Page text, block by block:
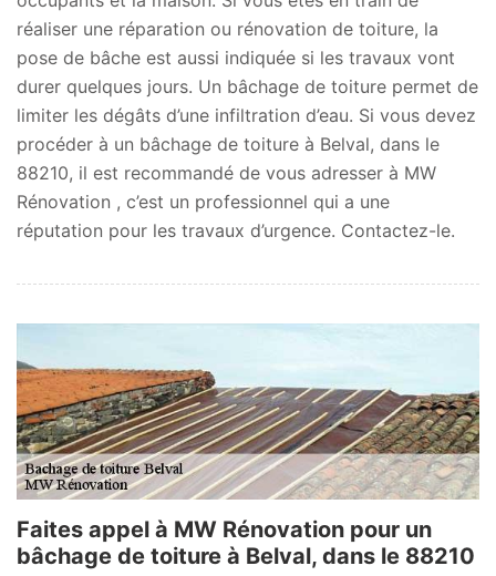
réaliser une réparation ou rénovation de toiture, la
pose de bâche est aussi indiquée si les travaux vont
durer quelques jours. Un bâchage de toiture permet de
limiter les dégâts d’une infiltration d’eau. Si vous devez
procéder à un bâchage de toiture à Belval, dans le
88210, il est recommandé de vous adresser à MW
Rénovation , c’est un professionnel qui a une
réputation pour les travaux d’urgence. Contactez-le.
Faites appel à MW Rénovation pour un
bâchage de toiture à Belval, dans le 88210